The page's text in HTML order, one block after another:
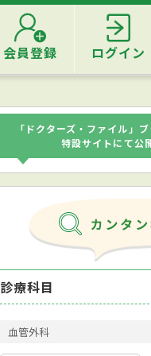
会員登録 ログイン
「ドクターズ・ファイル」
特設サイトにて公
診療科目
血管外科